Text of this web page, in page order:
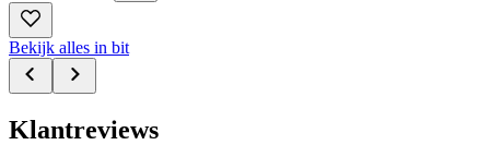
Bekijk alles in bit
Klantreviews